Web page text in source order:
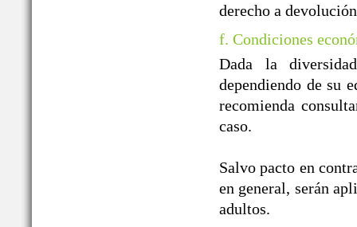
derecho a
f. Condiciones
Dada la
dependiendo de su
recomienda
caso.
Salvo pacto en
en general, serán
adultos.